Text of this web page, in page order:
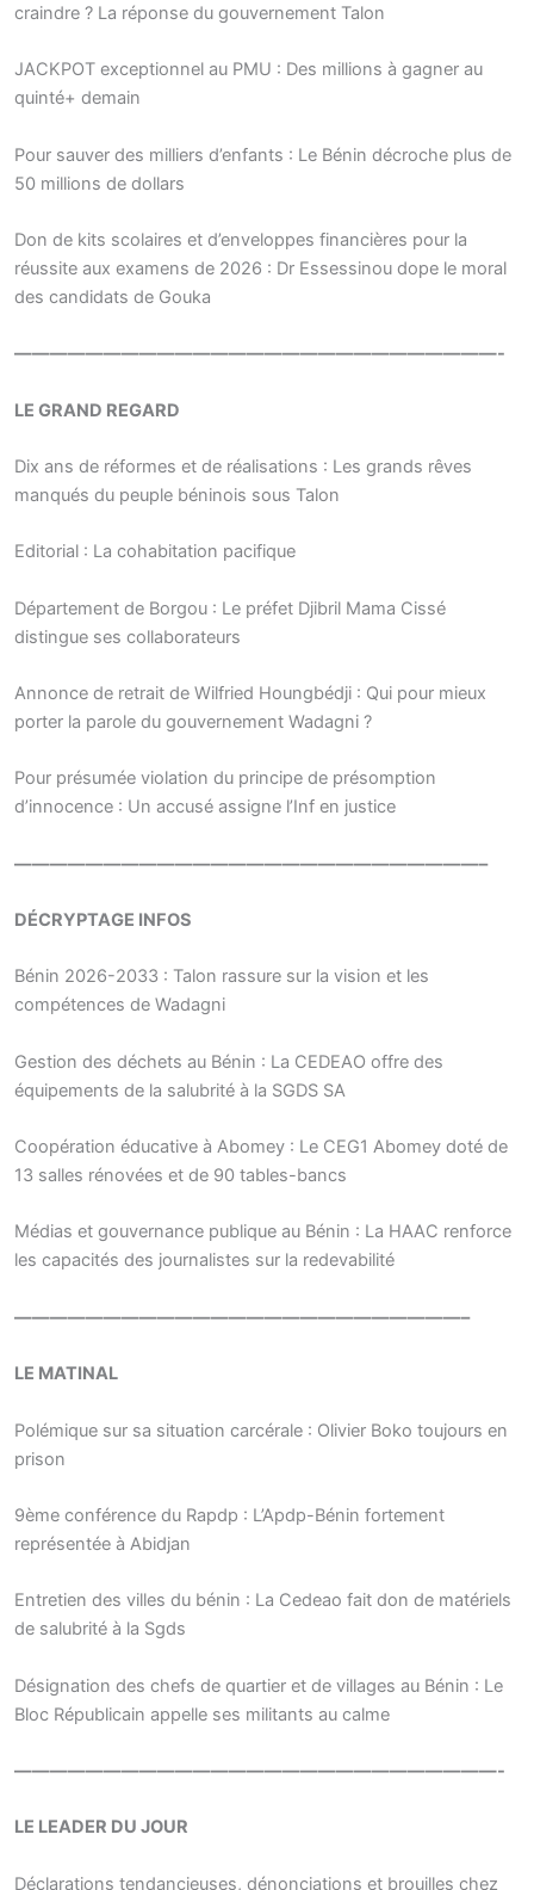
craindre ? La réponse du gouvernement Talon
JACKPOT exceptionnel au PMU : Des millions à gagner au
quinté+ demain
Pour sauver des milliers d’enfants : Le Bénin décroche plus de
50 millions de dollars
Don de kits scolaires et d’enveloppes financières pour la
réussite aux examens de 2026 : Dr Essessinou dope le moral
des candidats de Gouka
———————————————————————————-
LE GRAND REGARD
Dix ans de réformes et de réalisations : Les grands rêves
manqués du peuple béninois sous Talon
Editorial : La cohabitation pacifique
Département de Borgou : Le préfet Djibril Mama Cissé
distingue ses collaborateurs
Annonce de retrait de Wilfried Houngbédji : Qui pour mieux
porter la parole du gouvernement Wadagni ?
Pour présumée violation du principe de présomption
d’innocence : Un accusé assigne l’Inf en justice
——————————————————————————–
DÉCRYPTAGE INFOS
Bénin 2026-2033 : Talon rassure sur la vision et les
compétences de Wadagni
Gestion des déchets au Bénin : La CEDEAO offre des
équipements de la salubrité à la SGDS SA
Coopération éducative à Abomey : Le CEG1 Abomey doté de
13 salles rénovées et de 90 tables-bancs
Médias et gouvernance publique au Bénin : La HAAC renforce
les capacités des journalistes sur la redevabilité
—————————————————————————–
LE MATINAL
Polémique sur sa situation carcérale : Olivier Boko toujours en
prison
9ème conférence du Rapdp : L’Apdp-Bénin fortement
représentée à Abidjan
Entretien des villes du bénin : La Cedeao fait don de matériels
de salubrité à la Sgds
Désignation des chefs de quartier et de villages au Bénin : Le
Bloc Républicain appelle ses militants au calme
———————————————————————————-
LE LEADER DU JOUR
Déclarations tendancieuses, dénonciations et brouilles chez